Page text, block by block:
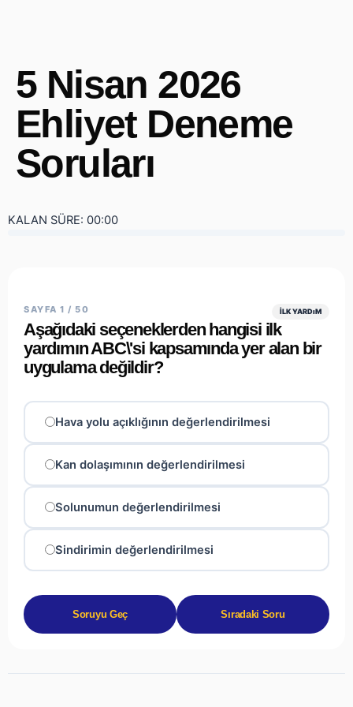
5 Nisan 2026
Ehliyet Deneme
Soruları
KALAN SÜRE: 00:00
SAYFA 1 / 50 İLK YARDıM
Aşağıdaki seçeneklerden hangisi ilk
yardımın ABC\'si kapsamında yer alan bir
uygulama değildir?
Hava yolu açıklığının değerlendirilmesi
Kan dolaşımının değerlendirilmesi
Solunumun değerlendirilmesi
Sindirimin değerlendirilmesi
Soruyu Geç Sıradaki Soru